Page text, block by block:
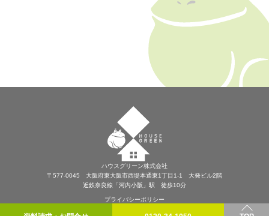
ハウスグリーン株式会社
〒577-0045 大阪府東大阪市西堤本通東1丁目1-1 大発ビル2階
近鉄奈良線「河内小阪」駅 徒歩10分
プライバシーポリシー